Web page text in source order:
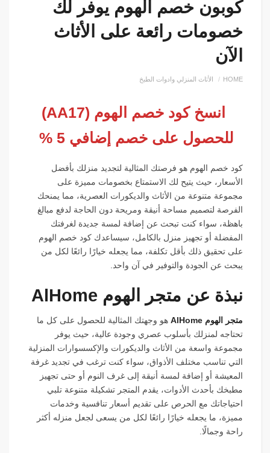
كوبون خصم الهوم يوفر لك
خصومات رائعة على الأثاث
الآن
HOME الأثاث المنزلي وادوات الطبخ
انسخ كود خصم الهوم (AA17)
للحصول على خصم إضافي 5 %
كود خصم الهوم هو فرصتك المثالية لتجديد منزلك بأفضل
الأسعار، حيث يتيح لك الاستمتاع بخصومات مميزة على
مجموعة متنوعة من الأثاث والديكورات العصرية، مما يمنحك
الفرصة لتصميم مساحة أنيقة ومريحة دون الحاجة لدفع مبالغ
باهظة، سواء كنت تبحث عن إضافة لمسة جديدة لغرفتك
المفضلة أو تجهيز منزل بالكامل، سيساعدك كود خصم الهوم
على تحقيق ذلك بأقل تكلفة، مما يجعله خيارًا رائعًا لكل من
يبحث عن الجودة والتوفير في آن واحد.
نبذة عن متجر الهوم AlHome
متجر الهوم AlHome
هو وجهتك المثالية للحصول على كل ما
تحتاجه لمنزلك بأسلوب عصري وجودة عالية، حيث يوفر
مجموعة واسعة من الأثاث والديكورات والإكسسوارات المنزلية
التي تناسب مختلف الأذواق، سواء كنت ترغب في تجديد غرفة
المعيشة أو إضافة لمسة أنيقة إلى غرف النوم أو حتى تجهيز
مطبخك بأحدث الأدوات، يقدم المتجر تشكيلة متنوعة تلبي
احتياجاتك مع الحرص على تقديم أسعار تنافسية وخدمات
مميزة، ما يجعله خيارًا رائعًا لكل من يسعى لجعل منزله أكثر
راحة وجمالًا.